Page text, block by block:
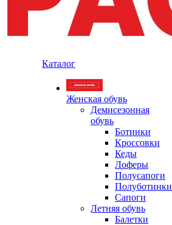
Каталог
Женская обувь
Демисезонная
обувь
Ботинки
Кроссовки
Кеды
Лоферы
Полусапоги
Полуботинки
Сапоги
Летняя обувь
Балетки